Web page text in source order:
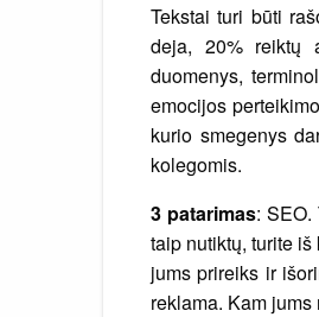
Tekstai turi būti
deja, 20% reiktų
duomenys,
emocijos
kurio smegenys
kolegomis.
3 patarimas:
taip nutiktų, turite
jums prireiks ir
reklama. Kam